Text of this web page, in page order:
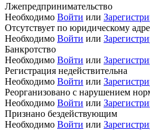
Лжепредпринимательство
Необходимо Войти или
Отсутствует по юридическому
Необходимо Войти или
Банкротство
Необходимо Войти или
Регистрация недействительна
Необходимо Войти или
Реорганизовано с нарушением
Необходимо Войти или
Признано бездействующим
Необходимо Войти или